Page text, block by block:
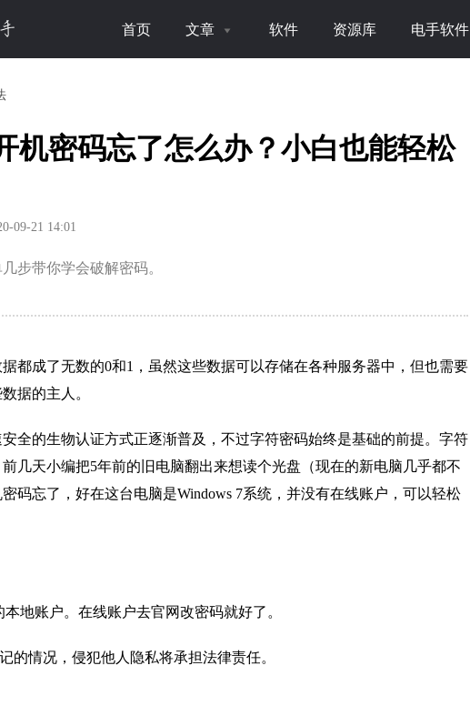
首页 文章 软件 资源库 电手软件
机密码忘了怎么办？小白也能轻松
09-21 14:01
步带你学会破解密码。
都成了无数的0和1，虽然这些数据可以存储在各种服务器中，但也需要
据的主人。
安全的生物认证方式正逐渐普及，不过字符密码始终是基础的前提。字符
几天小编把5年前的旧电脑翻出来想读个光盘（现在的新电脑几乎都不
码忘了，好在这台电脑是Windows 7系统，并没有在线账户，可以轻松
地账户。在线账户去官网改密码就好了。
的情况，侵犯他人隐私将承担法律责任。